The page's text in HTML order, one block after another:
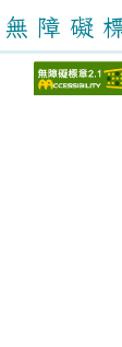
無 障 礙